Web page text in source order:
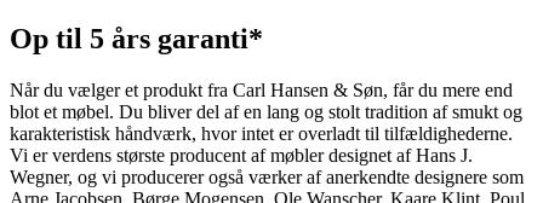
Op til 5 års garanti*
Når du vælger et produkt fra Carl Hansen & Søn, får du mere end
blot et møbel. Du bliver del af en lang og stolt tradition af smukt og
karakteristisk håndværk, hvor intet er overladt til tilfældighederne.
Vi er verdens største producent af møbler designet af Hans J.
Wegner, og vi producerer også værker af anerkendte designere som
Arne Jacobsen, Børge Mogensen, Ole Wanscher, Kaare Klint, Poul